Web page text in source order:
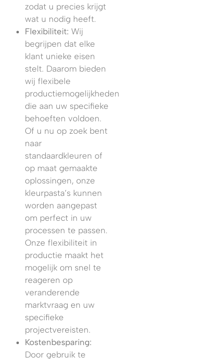
zodat u precies krijgt
wat u nodig heeft.
Flexibiliteit: Wij
begrijpen dat elke
klant unieke eisen
stelt. Daarom bieden
wij flexibele
productiemogelijkheden
die aan uw specifieke
behoeften voldoen.
Of u nu op zoek bent
naar
standaardkleuren of
op maat gemaakte
oplossingen, onze
kleurpasta’s kunnen
worden aangepast
om perfect in uw
processen te passen.
Onze flexibiliteit in
productie maakt het
mogelijk om snel te
reageren op
veranderende
marktvraag en uw
specifieke
projectvereisten.
Kostenbesparing:
Door gebruik te